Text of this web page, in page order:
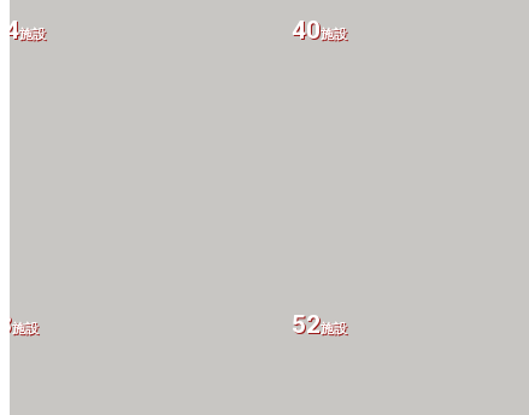
施設 52施設
施設 40施設